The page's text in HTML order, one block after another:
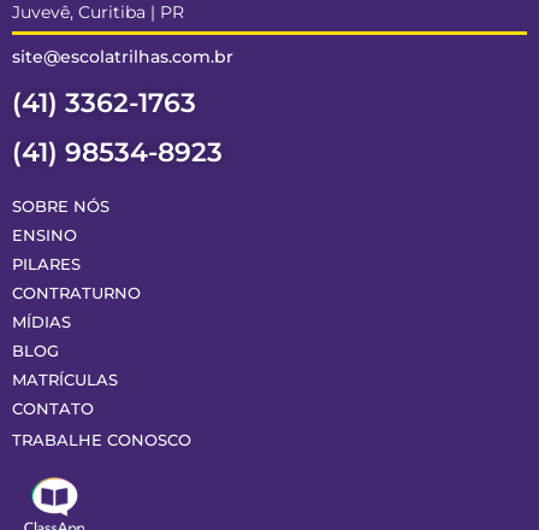
Juvevê, Curitiba | PR
site@escolatrilhas.com.br
(41) 3362-1763
(41) 98534-8923
SOBRE NÓS
ENSINO
PILARES
CONTRATURNO
MÍDIAS
BLOG
MATRÍCULAS
CONTATO
TRABALHE CONOSCO